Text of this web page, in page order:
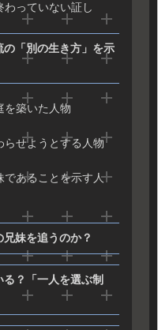
わっていない証し
「別の生き方」を示
を築いた人物
らせようとする人物
であることを示す人
妹を追うのか？
？「一人を選ぶ制